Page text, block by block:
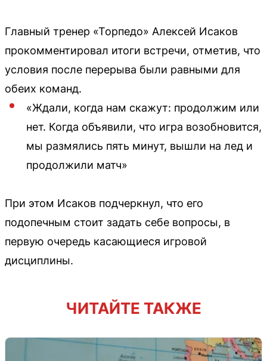
Главный тренер «Торпедо» Алексей Исаков
прокомментировал итоги встречи, отметив, что
условия после перерыва были равными для
обеих команд.
«Ждали, когда нам скажут: продолжим или
нет. Когда объявили, что игра возобновится,
мы размялись пять минут, вышли на лед и
продолжили матч»
При этом Исаков подчеркнул, что его
подопечным стоит задать себе вопросы, в
первую очередь касающиеся игровой
дисциплины.
ЧИТАЙТЕ ТАКЖЕ